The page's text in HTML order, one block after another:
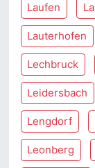
Laufen
Lauterhofen
Lechbruck
Leidersbach
Lengdorf
Leonberg